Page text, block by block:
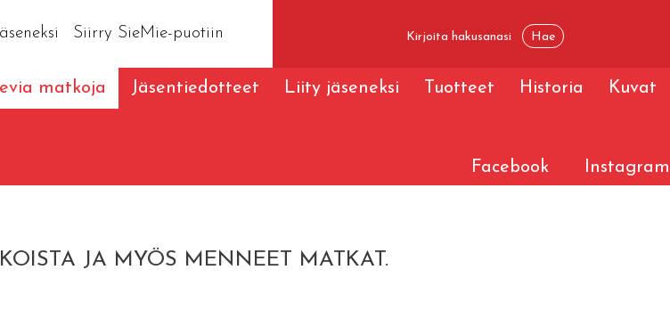
Siirry SieMie-puotiin
matkoja Jäsentiedotteet Liity jäseneksi Tuotteet Historia Kuvat
Facebook Instagram
JA MYÖS MENNEET MATKAT.